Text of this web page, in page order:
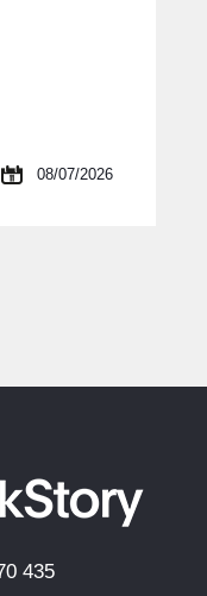
08/07/2026
435